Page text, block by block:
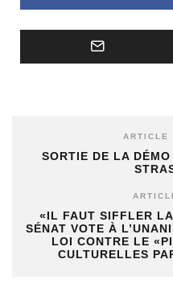
ARTICLE
SORTIE DE LA
«IL FAUT SIFFLER
SÉNAT VOTE À
LOI CONTRE LE
CULTURELLES